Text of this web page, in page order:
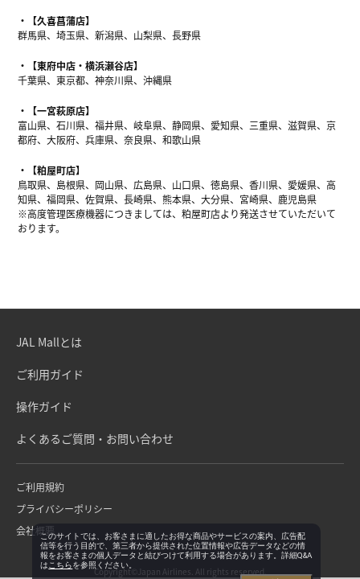
【久喜菖蒲店】
群馬県、埼玉県、新潟県、山梨県、長野県
【東府中店・横浜瀬谷店】
千葉県、東京都、神奈川県、沖縄県
【一宮萩原店】
富山県、石川県、福井県、岐阜県、静岡県、愛知県、三重県、滋賀県、京
都府、大阪府、兵庫県、奈良県、和歌山県
【粕屋町店】
鳥取県、島根県、岡山県、広島県、山口県、徳島県、香川県、愛媛県、高
知県、福岡県、佐賀県、長崎県、熊本県、大分県、宮崎県、鹿児島県
※高度管理医療機器につきましては、粕屋町店より発送させていただいて
おります。
JAL Mallとは
ご利用ガイド
操作ガイド
よくあるご質問・お問い合わせ
ご利用規約
プライバシーポリシー
会社概要
Copyright©Japan Airlines. All rights reserved.
このサイトでは、お客さまに適したお得な商品やサービスの案内、広告配
信等を行う目的で、第三者から提供された位置情報や広告データなどの情
報をお客さまの個人データと結びつけて利用する場合があります。詳細Q&A
は こちらを参照ください。